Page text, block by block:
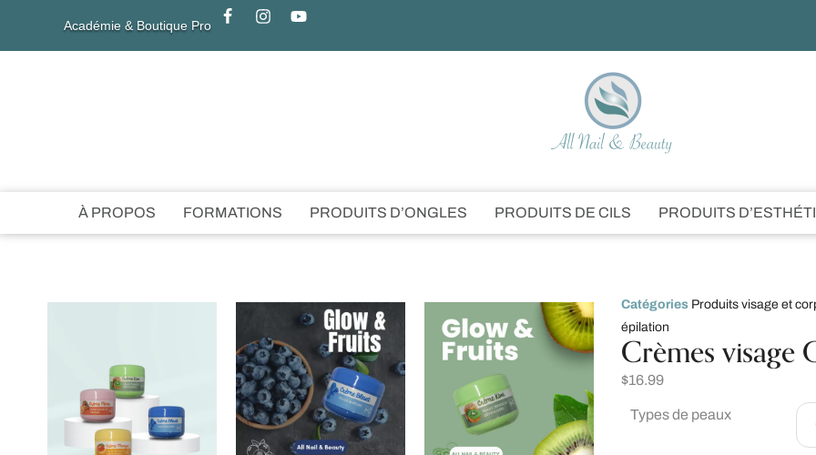
Académie & Boutique Pro
À PROPOS FORMATIONS PRODUITS D’ONGLES PRODUITS DE CILS PRODUITS
Catégories Produits visage et
épilation
Crèmes visage
$16.99
Types de peaux